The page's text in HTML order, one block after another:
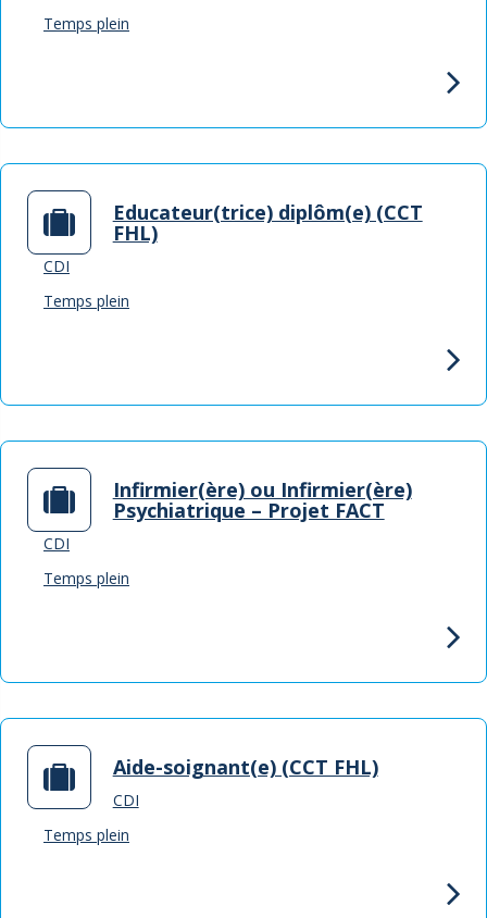
Temps plein
Educateur(trice) diplôm(e) (CCT
FHL)
CDI
Temps plein
Infirmier(ère) ou Infirmier(ère)
Psychiatrique – Projet FACT
CDI
Temps plein
Aide-soignant(e) (CCT FHL)
CDI
Temps plein